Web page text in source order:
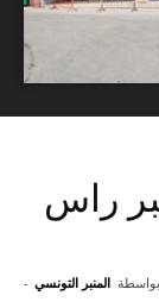
راس
بواسطة المنبر التونسي -